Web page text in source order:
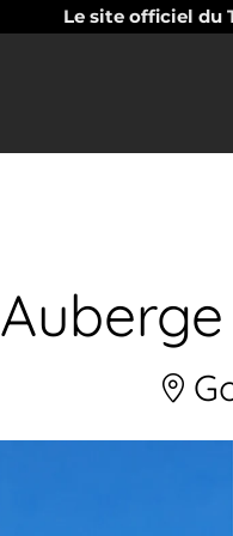
Le site officiel du